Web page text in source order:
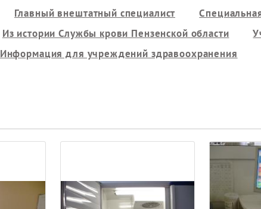
Главный внештатный специалист
Из истории Службы крови Пензенской области
Информация для учреждений здравоохранения